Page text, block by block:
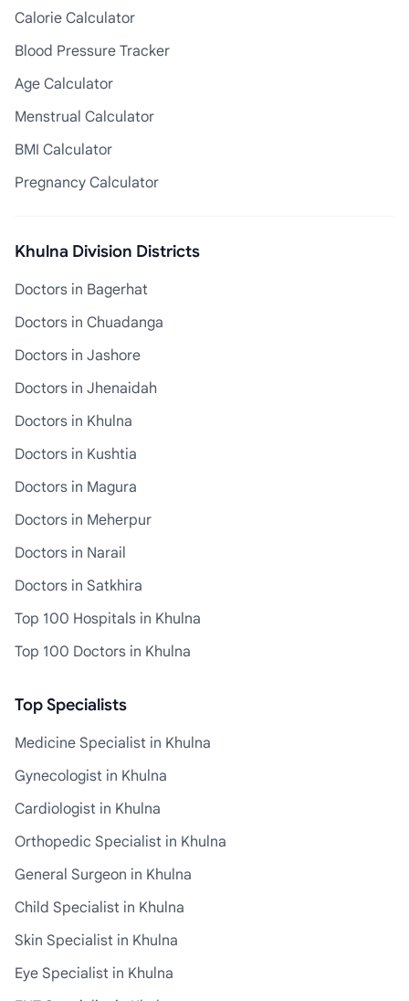
Calorie Calculator
Blood Pressure Tracker
Age Calculator
Menstrual Calculator
BMI Calculator
Pregnancy Calculator
Khulna Division Districts
Doctors in Bagerhat
Doctors in Chuadanga
Doctors in Jashore
Doctors in Jhenaidah
Doctors in Khulna
Doctors in Kushtia
Doctors in Magura
Doctors in Meherpur
Doctors in Narail
Doctors in Satkhira
Top 100 Hospitals in Khulna
Top 100 Doctors in Khulna
Top Specialists
Medicine Specialist in Khulna
Gynecologist in Khulna
Cardiologist in Khulna
Orthopedic Specialist in Khulna
General Surgeon in Khulna
Child Specialist in Khulna
Skin Specialist in Khulna
Eye Specialist in Khulna